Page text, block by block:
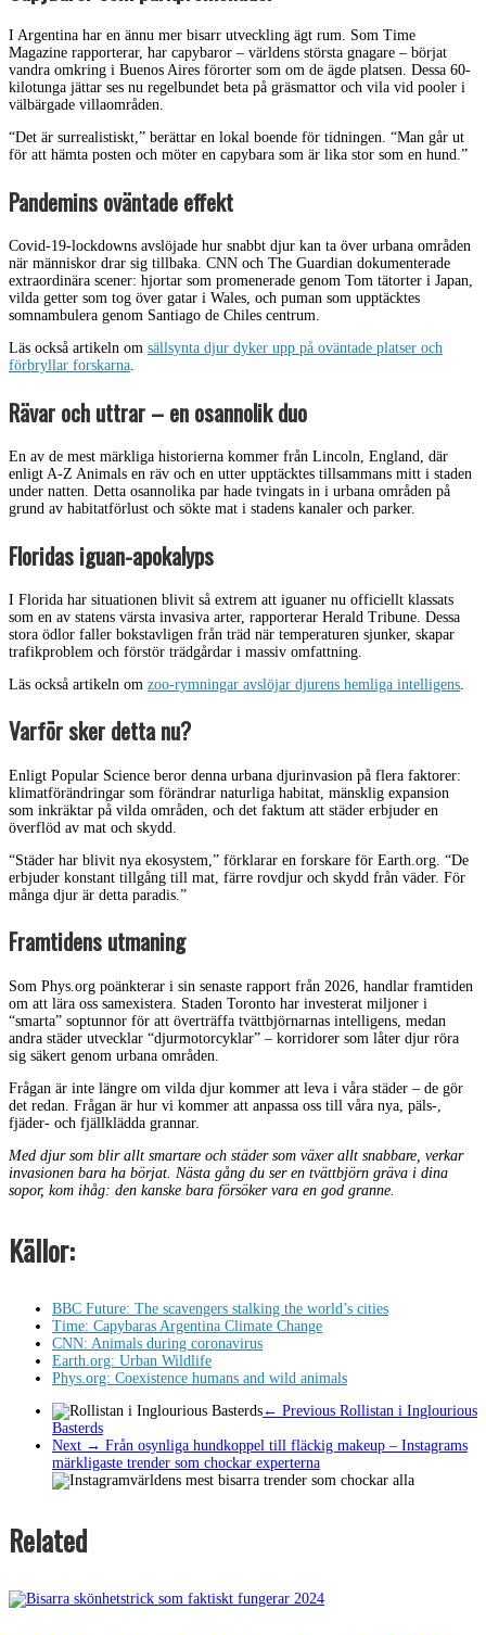
I Argentina har en ännu mer bisarr utveckling ägt rum. Som Time
Magazine rapporterar, har capybaror – världens största gnagare – börjat
vandra omkring i Buenos Aires förorter som om de ägde platsen. Dessa 60-
kilotunga jättar ses nu regelbundet beta på gräsmattor och vila vid pooler i
välbärgade villaområden.
“Det är surrealistiskt,” berättar en lokal boende för tidningen. “Man går ut
för att hämta posten och möter en capybara som är lika stor som en hund.”
Pandemins oväntade effekt
Covid-19-lockdowns avslöjade hur snabbt djur kan ta över urbana områden
när människor drar sig tillbaka. CNN och The Guardian dokumenterade
extraordinära scener: hjortar som promenerade genom Tom tätorter i Japan,
vilda getter som tog över gatar i Wales, och puman som upptäcktes
somnambulera genom Santiago de Chiles centrum.
Läs också artikeln om sällsynta djur dyker upp på oväntade platser och
förbryllar forskarna.
Rävar och uttrar – en osannolik duo
En av de mest märkliga historierna kommer från Lincoln, England, där
enligt A-Z Animals en räv och en utter upptäcktes tillsammans mitt i staden
under natten. Detta osannolika par hade tvingats in i urbana områden på
grund av habitatförlust och sökte mat i stadens kanaler och parker.
Floridas iguan-apokalyps
I Florida har situationen blivit så extrem att iguaner nu officiellt klassats
som en av statens värsta invasiva arter, rapporterar Herald Tribune. Dessa
stora ödlor faller bokstavligen från träd när temperaturen sjunker, skapar
trafikproblem och förstör trädgårdar i massiv omfattning.
Läs också artikeln om zoo-rymningar avslöjar djurens hemliga intelligens
Varför sker detta nu?
Enligt Popular Science beror denna urbana djurinvasion på flera faktorer:
klimatförändringar som förändrar naturliga habitat, mänsklig expansion
som inkräktar på vilda områden, och det faktum att städer erbjuder en
överflöd av mat och skydd.
“Städer har blivit nya ekosystem,” förklarar en forskare för Earth.org. “De
erbjuder konstant tillgång till mat, färre rovdjur och skydd från väder. För
många djur är detta paradis.”
Framtidens utmaning
Som Phys.org poänkterar i sin senaste rapport från 2026, handlar framtiden
om att lära oss samexistera. Staden Toronto har investerat miljoner i
“smarta” soptunnor för att överträffa tvättbjörnarnas intelligens, medan
andra städer utvecklar “djurmotorcyklar” – korridorer som låter djur röra
sig säkert genom urbana områden.
Frågan är inte längre om vilda djur kommer att leva i våra städer – de gör
det redan. Frågan är hur vi kommer att anpassa oss till våra nya, päls-,
fjäder- och fjällklädda grannar.
Med djur som blir allt smartare och städer som växer allt snabbare, verkar
invasionen bara ha börjat. Nästa gång du ser en tvättbjörn gräva i dina
sopor, kom ihåg: den kanske bara försöker vara en god granne.
Källor:
BBC Future: The scavengers stalking the world’s cities
Time: Capybaras Argentina Climate Change
CNN: Animals during coronavirus
Earth.org: Urban Wildlife
Phys.org: Coexistence humans and wild animals
← Previous Rollistan i Inglourious
Basterds
Next → Från osynliga hundkoppel till fläckig makeup – Instagrams
märkligaste trender som chockar experterna
Related